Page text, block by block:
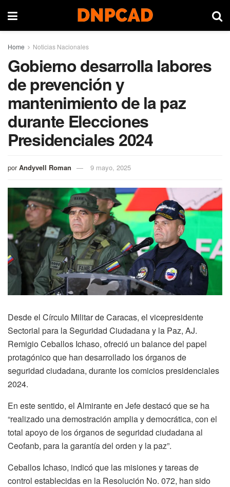
Home Noticias Nacionales
Gobierno desarrolla labores
de prevención y
mantenimiento de la paz
durante Elecciones
Presidenciales 2024
por Andyvell Roman 9 mayo, 2025
Desde el Círculo Militar de Caracas, el vicepresidente
Sectorial para la Seguridad Ciudadana y la Paz, AJ.
Remigio Ceballos Ichaso, ofreció un balance del papel
protagónico que han desarrollado los órganos de
seguridad ciudadana, durante los comicios presidenciales
2024.
En este sentido, el Almirante en Jefe destacó que se ha
“realizado una demostración amplia y democrática, con el
total apoyo de los órganos de seguridad ciudadana al
Ceofanb, para la garantía del orden y la paz”.
Ceballos Ichaso, indicó que las misiones y tareas de
control establecidas en la Resolución No. 072, han sido